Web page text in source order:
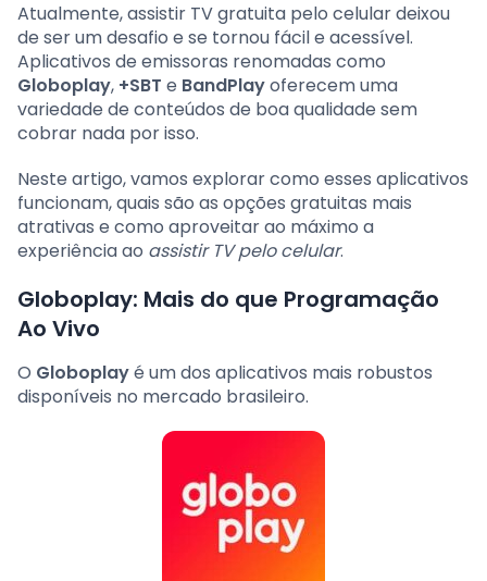
Atualmente, assistir TV gratuita pelo celular deixou
de ser um desafio e se tornou fácil e acessível.
Aplicativos de emissoras renomadas como
Globoplay, +SBT e BandPlayoferecem uma
variedade de conteúdos de boa qualidade sem
cobrar nada por isso.
Neste artigo, vamos explorar como esses aplicativos
funcionam, quais são as opções gratuitas mais
atrativas e como aproveitar ao máximo a
experiência ao assistir TV pelo celular.
Globoplay: Mais do que Programação
Ao Vivo
O Globoplayé um dos aplicativos mais robustos
disponíveis no mercado brasileiro.